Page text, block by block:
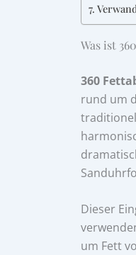
Was ist
360
rund um
Dieser
um Fett